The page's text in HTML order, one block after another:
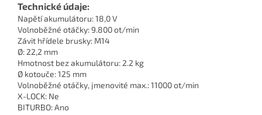
Technické údaje:
Napětí akumulátoru: 18,0 V
Volnoběžné otáčky: 9.800 ot/min
Závit hřídele brusky: M14
Ø: 22,2 mm
Hmotnost bez akumulátoru: 2.2 kg
Ø kotouče: 125 mm
Volnoběžné otáčky, jmenovité max.: 11000 ot/min
X-LOCK: Ne
BITURBO: Ano